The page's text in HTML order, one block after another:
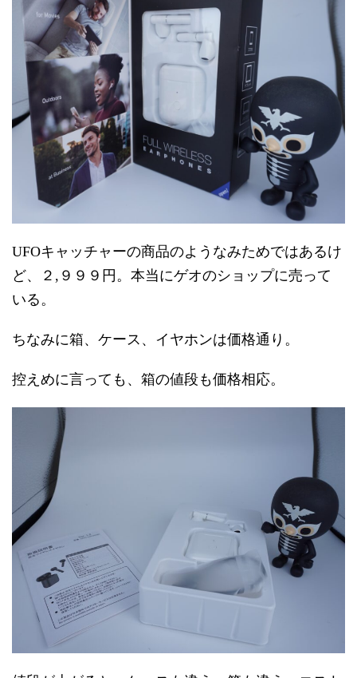
UFOキャッチャーの商品のようなみためではあるけ
ど、２,９９９円。本当にゲオのショップに売って
いる。
ちなみに箱、ケース、イヤホンは価格通り。
控えめに言っても、箱の値段も価格相応。